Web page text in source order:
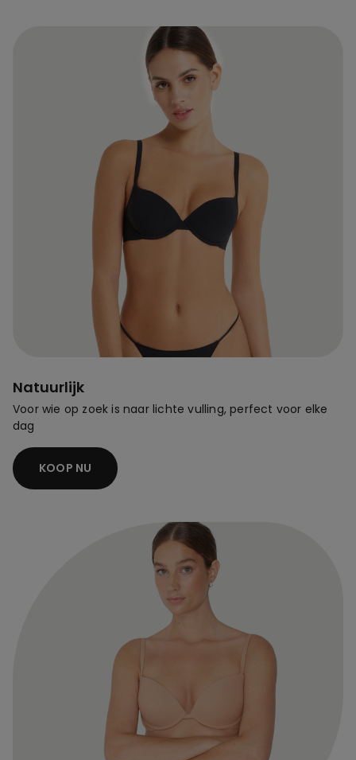
Natuurlijk
Voor wie op zoek is naar lichte vulling, perfect voor elke
dag
KOOP NU